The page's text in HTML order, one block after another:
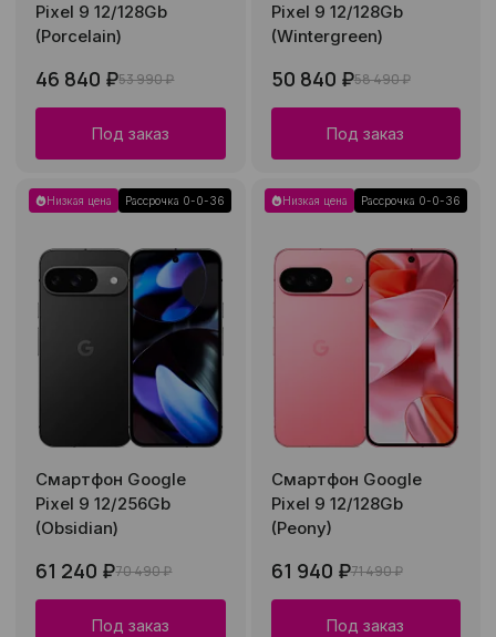
Pixel 9 12/128Gb
(Porcelain)
46 840 ₽53 990 ₽
Под заказ
Pixel 9 12/128Gb
(Wintergreen)
50 840 ₽58 490 ₽
Под заказ
Низкая цена Рассрочка 0-0-36
Смартфон Google
Pixel 9 12/256Gb
(Obsidian)
61 240 ₽70 490 ₽
Под заказ
Низкая цена Рассрочка 0-0-36
Смартфон Google
Pixel 9 12/128Gb
(Peony)
61 940 ₽71 490 ₽
Под заказ